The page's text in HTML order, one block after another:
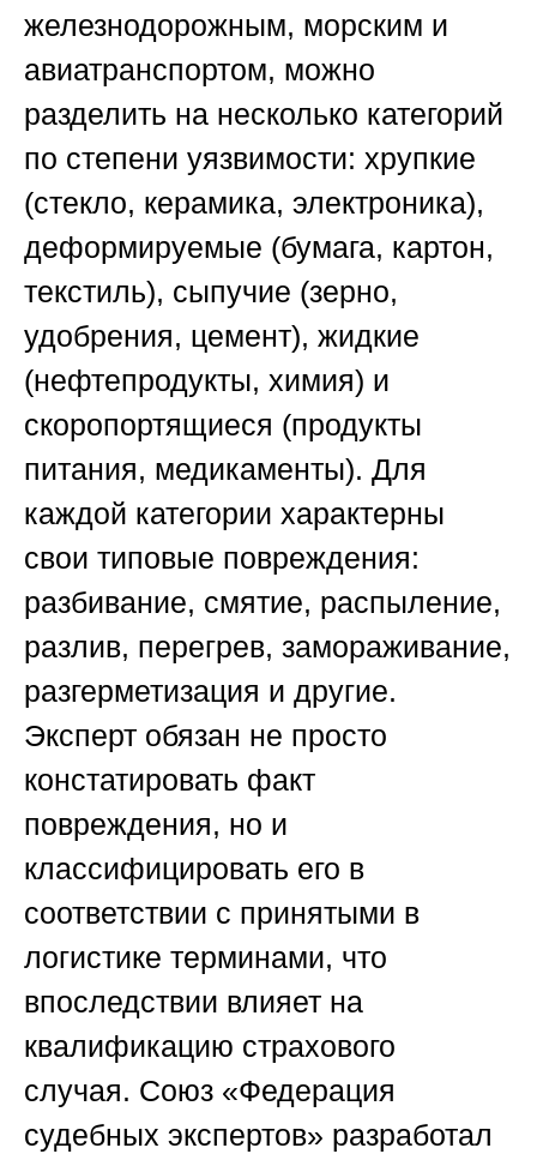
железнодорожным, морским и
авиатранспортом, можно
разделить на несколько категорий
по степени уязвимости: хрупкие
(стекло, керамика, электроника),
деформируемые (бумага, картон,
текстиль), сыпучие (зерно,
удобрения, цемент), жидкие
(нефтепродукты, химия) и
скоропортящиеся (продукты
питания, медикаменты). Для
каждой категории характерны
свои типовые повреждения:
разбивание, смятие, распыление,
разлив, перегрев, замораживание,
разгерметизация и другие.
Эксперт обязан не просто
констатировать факт
повреждения, но и
классифицировать его в
соответствии с принятыми в
логистике терминами, что
впоследствии влияет на
квалификацию страхового
случая. Союз «Федерация
судебных экспертов» разработал